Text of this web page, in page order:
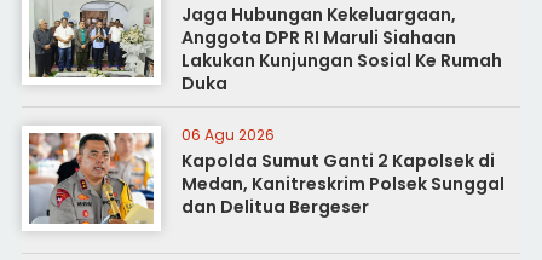
Jaga Hubungan Kekeluargaan,
Anggota DPR RI Maruli Siahaan
Lakukan Kunjungan Sosial Ke Rumah
Duka
06 Agu 2026
Kapolda Sumut Ganti 2 Kapolsek di
Medan, Kanitreskrim Polsek Sunggal
dan Delitua Bergeser